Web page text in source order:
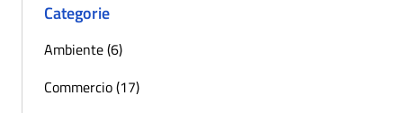
Categorie
Ambiente (6)
Commercio (17)